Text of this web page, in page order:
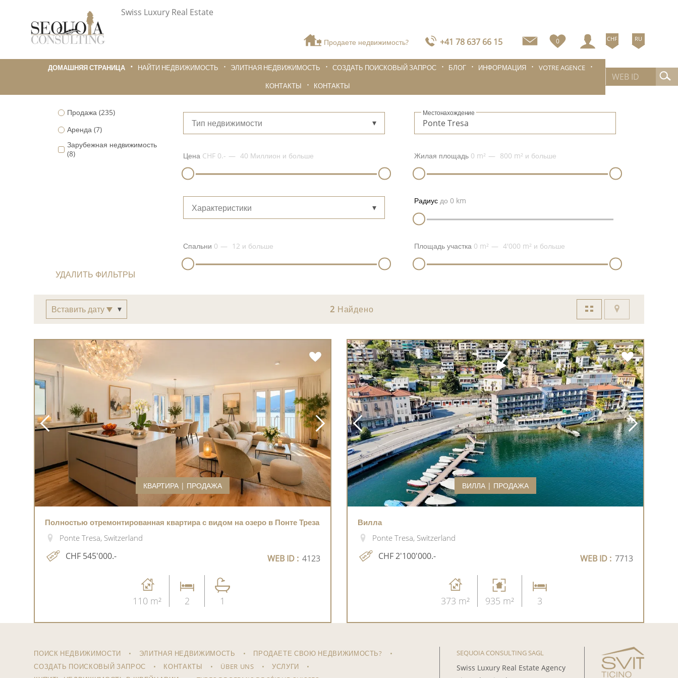
Swiss Luxury Real Estate
Продаете недвижимость? +41 78 637 66 15 0 CHF RU
ДОМАШНЯЯ СТРАНИЦА НАЙТИ НЕДВИЖИМОСТЬ ЭЛИТНАЯ НЕДВИЖИМОСТЬ СОЗДАТЬ ПОИСКОВЫЙ ЗАПРОС БЛОГ ИНФОРМАЦИЯ
VOTRE AGENCE
КОНТАКТЫ
КОНТАКТЫ
Продажа(235)
Аренда(7)
Зарубежная недвижимость
(8)
Тип недвижимости
Местонахождение
Цена CHF 0.- 40 Миллион и больше Жилая площадь 0 m² 800 m² и больше
Характеристики
Радиусдо 0 km
Спальни 0 12 и больше Площадь участка 0 m² 4'000 m² и больше
УДАЛИТЬ ФИЛЬТРЫ
Вставить дату 2 Найдено
КВАРТИРА | ПРОДАЖА
Полностью отремонтированная квартира с видом на озеро в Понте Треза
Ponte Tresa, Switzerland
CHF 545'000.- WEB ID : 4123
110 m² 2 1
ВИЛЛА | ПРОДАЖА
Вилла
Ponte Tresa, Switzerland
CHF 2'100'000.- WEB ID : 7713
373 m² 935 m² 3
ПОИСК НЕДВИЖИМОСТИ ЭЛИТНАЯ НЕДВИЖИМОСТЬ
ПРОДАЕТЕ СВОЮ НЕДВИЖИМОСТЬ?
СОЗДАТЬ ПОИСКОВЫЙ ЗАПРОС
КОНТАКТЫ ÜBER UNS
УСЛУГИ
SEQUOIA CONSULTING SAGL
Swiss Luxury Real Estate Agency